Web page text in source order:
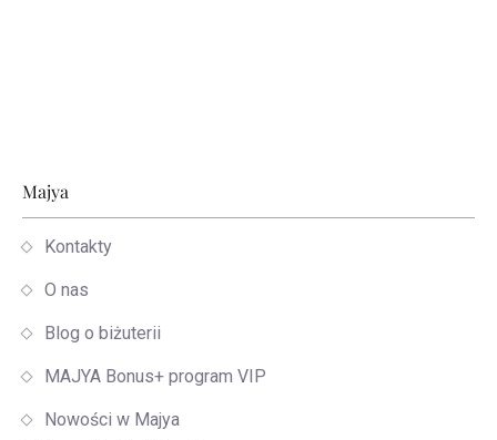
Stopka
Majya
Kontakty
O nas
Blog o biżuterii
MAJYA Bonus+ program VIP
Nowości w Majya